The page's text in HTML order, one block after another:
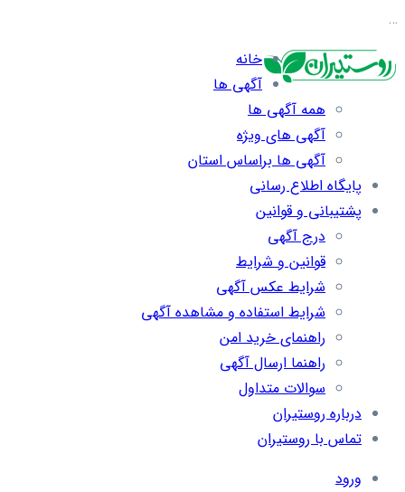
…
خانه
آگهی ها
همه آگهی ها
آگهی های ویژه
آگهی ها براساس استان
پایگاه اطلاع رسانی
پشتیبانی و قوانین
درج آگهی
قوانین و شرایط
شرایط عکس آگهی
شرایط استفاده و مشاهده آگهی
راهنمای خرید امن
راهنما ارسال آگهی
سوالات متداول
درباره روستیران
تماس با روستیران
ورود